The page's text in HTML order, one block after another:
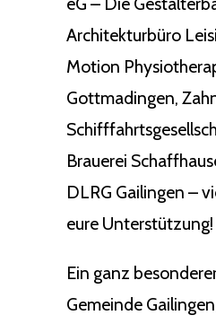
Architekturbüro
Motion
Gottmadingen,
Brauerei
DLRG Gailingen –
eure Unterstützung!
Ein ganz
Gemeinde